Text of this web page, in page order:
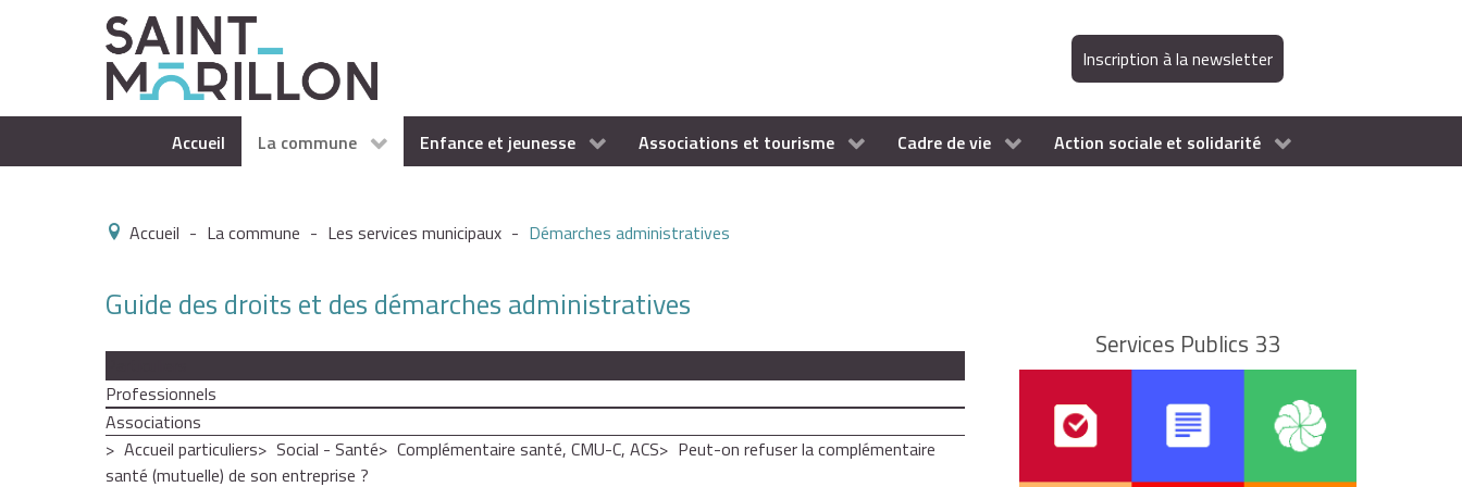
Inscription à la newsletter
Accueil La commune Enfance et jeunesse Associations et tourisme Cadre de vie Action sociale et solidarité
Accueil - La commune - Les services municipaux - Démarches administratives
Guide des droits et des démarches administratives
Professionnels
Associations
Accueil particuliers
Social - Santé Complémentaire santé, CMU-C, ACS
Peut-on refuser la complémentaire
santé (mutuelle) de son entreprise ?
Services Publics 33